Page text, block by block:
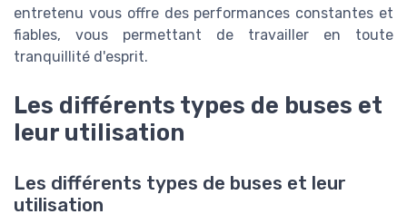
entretenu vous offre des performances constantes et
fiables, vous permettant de travailler en toute
tranquillité d'esprit.
Les différents types de buses et
leur utilisation
Les différents types de buses et leur
utilisation